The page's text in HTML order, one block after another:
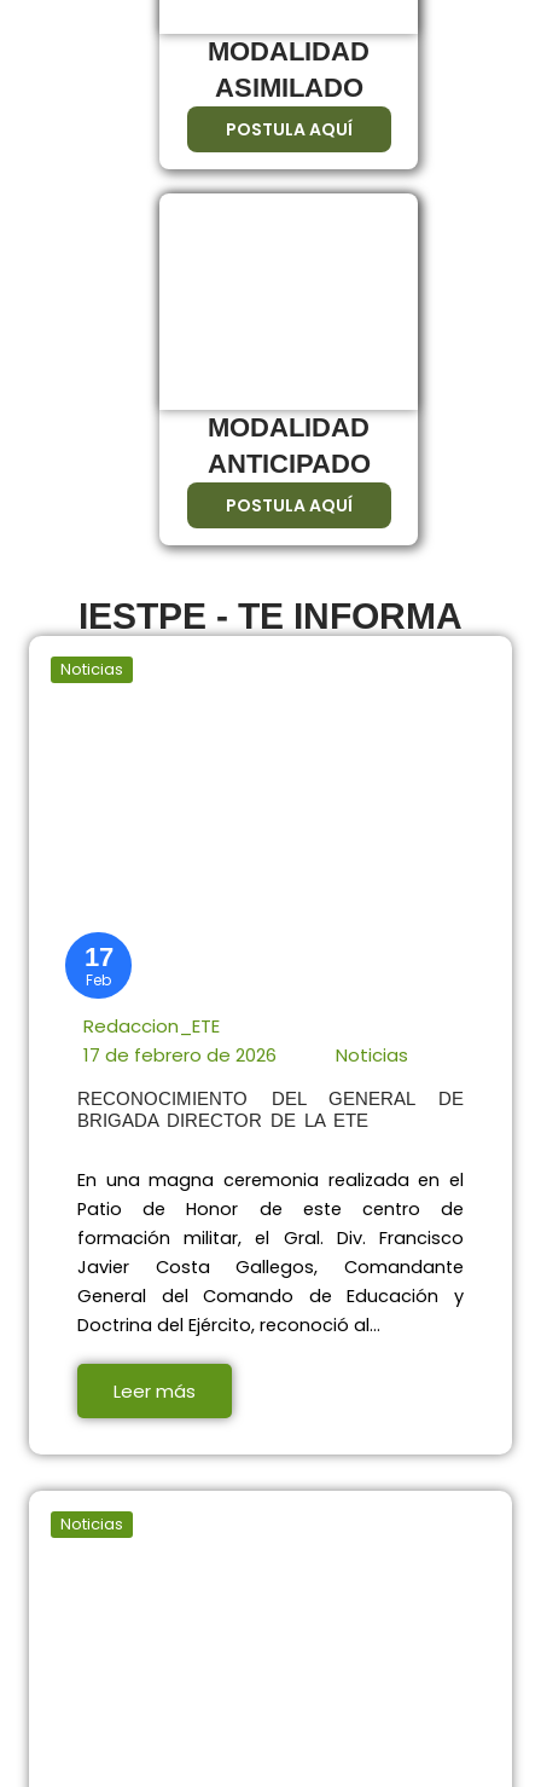
MODALIDAD
ASIMILADO
POSTULA AQUÍ
MODALIDAD
ANTICIPADO
POSTULA AQUÍ
IESTPE - TE INFORMA
17
Feb
Noticias
Redaccion_ETE
17 de febrero de 2026
Noticias
RECONOCIMIENTO DEL GENERAL DE
BRIGADA DIRECTOR DE LA ETE
En una magna ceremonia realizada en el
Patio de Honor de este centro de
formación militar, el Gral. Div. Francisco
Javier Costa Gallegos, Comandante
General del Comando de Educación y
Doctrina del Ejército, reconoció al…
Leer más
Noticias